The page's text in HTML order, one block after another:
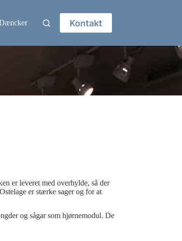
Kontakt
er leveret med overhylde, så der
er stærke sager og for at
og sågar som hjørnemodul. De